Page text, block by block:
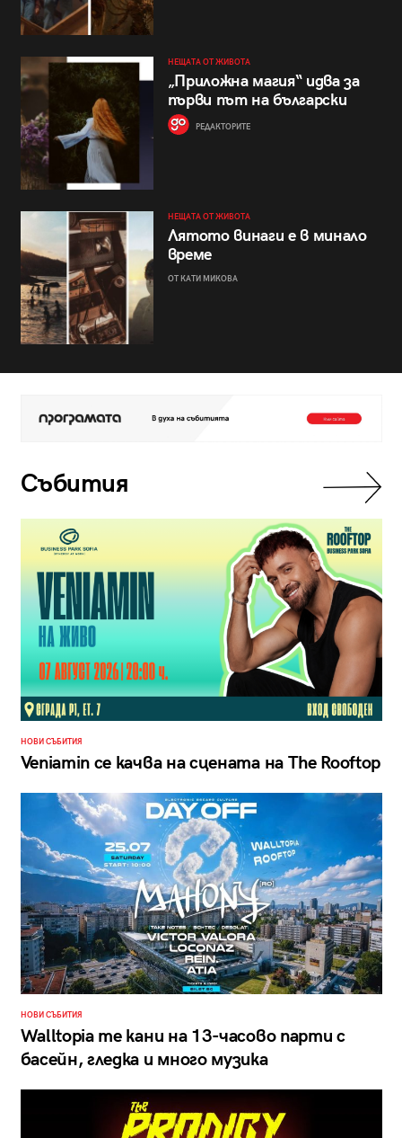
НЕЩАТА ОТ ЖИВОТА
„Приложна магия“ идва за
първи път на български
РЕДАКТОРИТЕ
НЕЩАТА ОТ ЖИВОТА
Лятото винаги е в минало
време
ОТ КАТИ МИКОВА
Събития
НОВИ СЪБИТИЯ
Veniamin се качва на сцената на The Rooftop
НОВИ СЪБИТИЯ
Walltopia те кани на 13-часово парти с
басейн, гледка и много музика